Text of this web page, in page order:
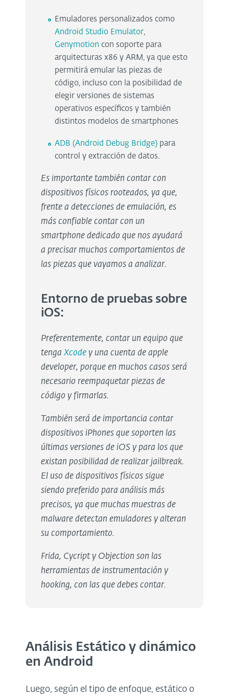
Emuladores personalizados como
Android Studio Emulator,
Genymotion con soporte para
arquitecturas x86 y ARM, ya que esto
permitirá emular las piezas de
código, incluso con la posibilidad de
elegir versiones de sistemas
operativos específicos y también
distintos modelos de smartphones
ADB (Android Debug Bridge) para
control y extracción de datos.
Es importante también contar con
dispositivos físicos rooteados, ya que,
frente a detecciones de emulación, es
más confiable contar con un
smartphone dedicado que nos ayudará
a precisar muchos comportamientos de
las piezas que vayamos a analizar.
Entorno de pruebas sobre
iOS:
Preferentemente, contar un equipo que
tengaXcode y una cuenta de apple
developer, porque en muchos casos será
necesario reempaquetar piezas de
código y firmarlas.
También será de importancia contar
dispositivos iPhones que soporten las
últimas versiones de iOS y para los que
existan posibilidad de realizar jailbreak.
El uso de dispositivos físicos sigue
siendo preferido para análisis más
precisos, ya que muchas muestras de
malware detectan emuladores y alteran
su comportamiento.
Frida, Cycript y Objection son las
herramientas de instrumentación y
hooking, con las que debes contar.
Análisis Estático y dinámico
en Android
Luego, según el tipo de enfoque, estático o